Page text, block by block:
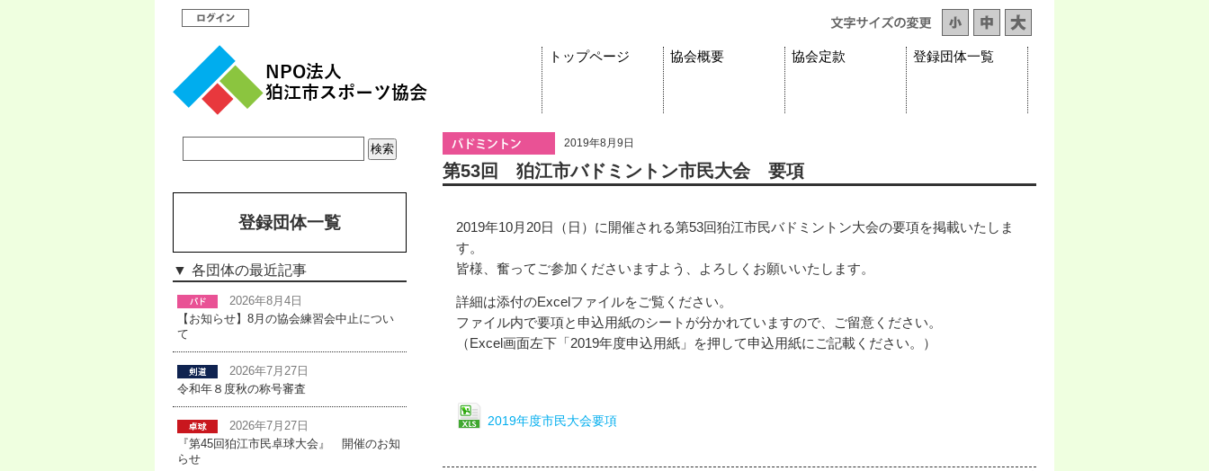
トップページ 協会概要 協会定款 登録団体一覧
2019年8月9日
第53回 狛江市バドミントン市民大会 要項
2019年10月20日（日）に開催される第53回狛江市民バドミントン大会の要項を掲載いたしま
す。
皆様、奮ってご参加くださいますよう、よろしくお願いいたします。
詳細は添付のExcelファイルをご覧ください。
ファイル内で要項と申込用紙のシートが分かれていますので、ご留意ください。
（Excel画面左下「2019年度申込用紙」を押して申込用紙にご記載ください。）
2019年度市民大会要項
登録団体一覧
各団体の最近記事
2026年8月4日
【お知らせ】8月の協会練習会中止につい
て
2026年7月27日
令和年８度秋の称号審査
2026年7月27日
『第45回狛江市民卓球大会』 開催のお知
らせ